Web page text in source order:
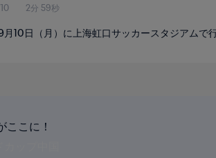
2分 59秒
10日（月）に上海虹口サッカースタジアムで
こに！